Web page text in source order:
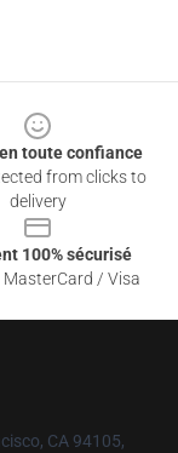
toute confiance
from clicks to
delivery
100% sécurisé
MasterCard / Visa
CA 94105,